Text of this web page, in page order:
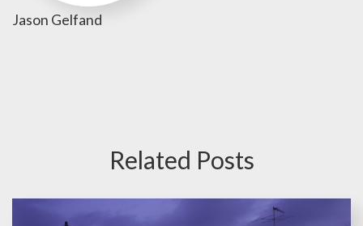
Jason Gelfand
Related Posts